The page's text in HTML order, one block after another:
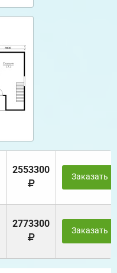
2553300
Заказать
2773300
Заказать